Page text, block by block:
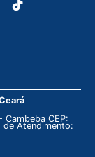
CEP:
Atendimento: